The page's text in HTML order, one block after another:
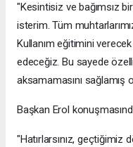
"Kesintisiz ve bağımsız
isterim. Tüm
Kullanım eğitimini
edeceğiz. Bu sayede
aksamamasını sağlamış
Başkan Erol
"Hatırlarsınız, geçtiğimiz